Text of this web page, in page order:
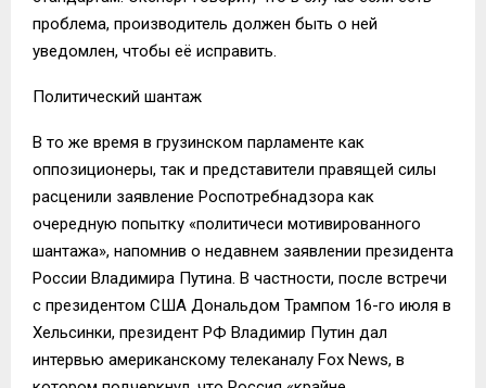
проблема, производитель должен быть о ней
уведомлен, чтобы её исправить.
Политический шантаж
В то же время в грузинском парламенте как
оппозиционеры, так и представители правящей силы
расценили заявление Роспотребнадзора как
очередную попытку «политичеси мотивированного
шантажа», напомнив о недавнем заявлении президента
России Владимира Путина. В частности, после встречи
с президентом США Дональдом Трампом 16-го июля в
Хельсинки, президент РФ Владимир Путин дал
интервью американскому телеканалу Fox News, в